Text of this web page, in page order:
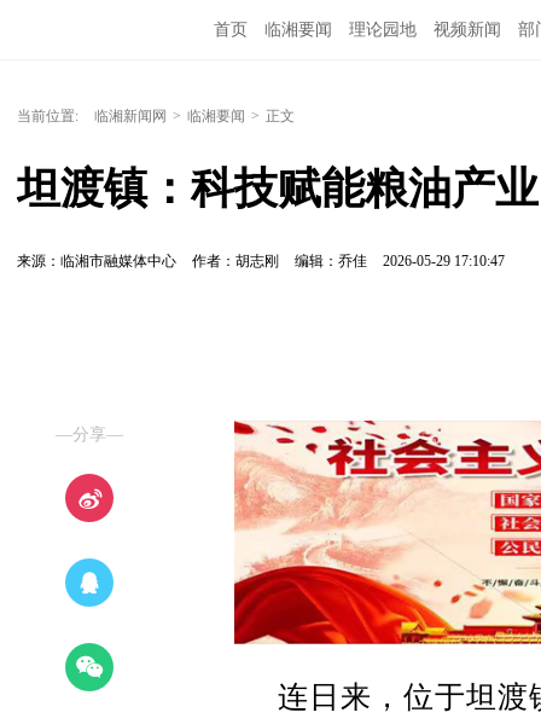
首页 临湘要闻 理论园地 视频新闻 部
当前位置: 临湘新闻网 > 临湘要闻 > 正文
坦渡镇：科技赋能粮油产
来源：临湘市融媒体中心 作者：胡志刚 编辑：乔佳 2026-05-29 17:10:47
—分享—
连日来，位于坦渡